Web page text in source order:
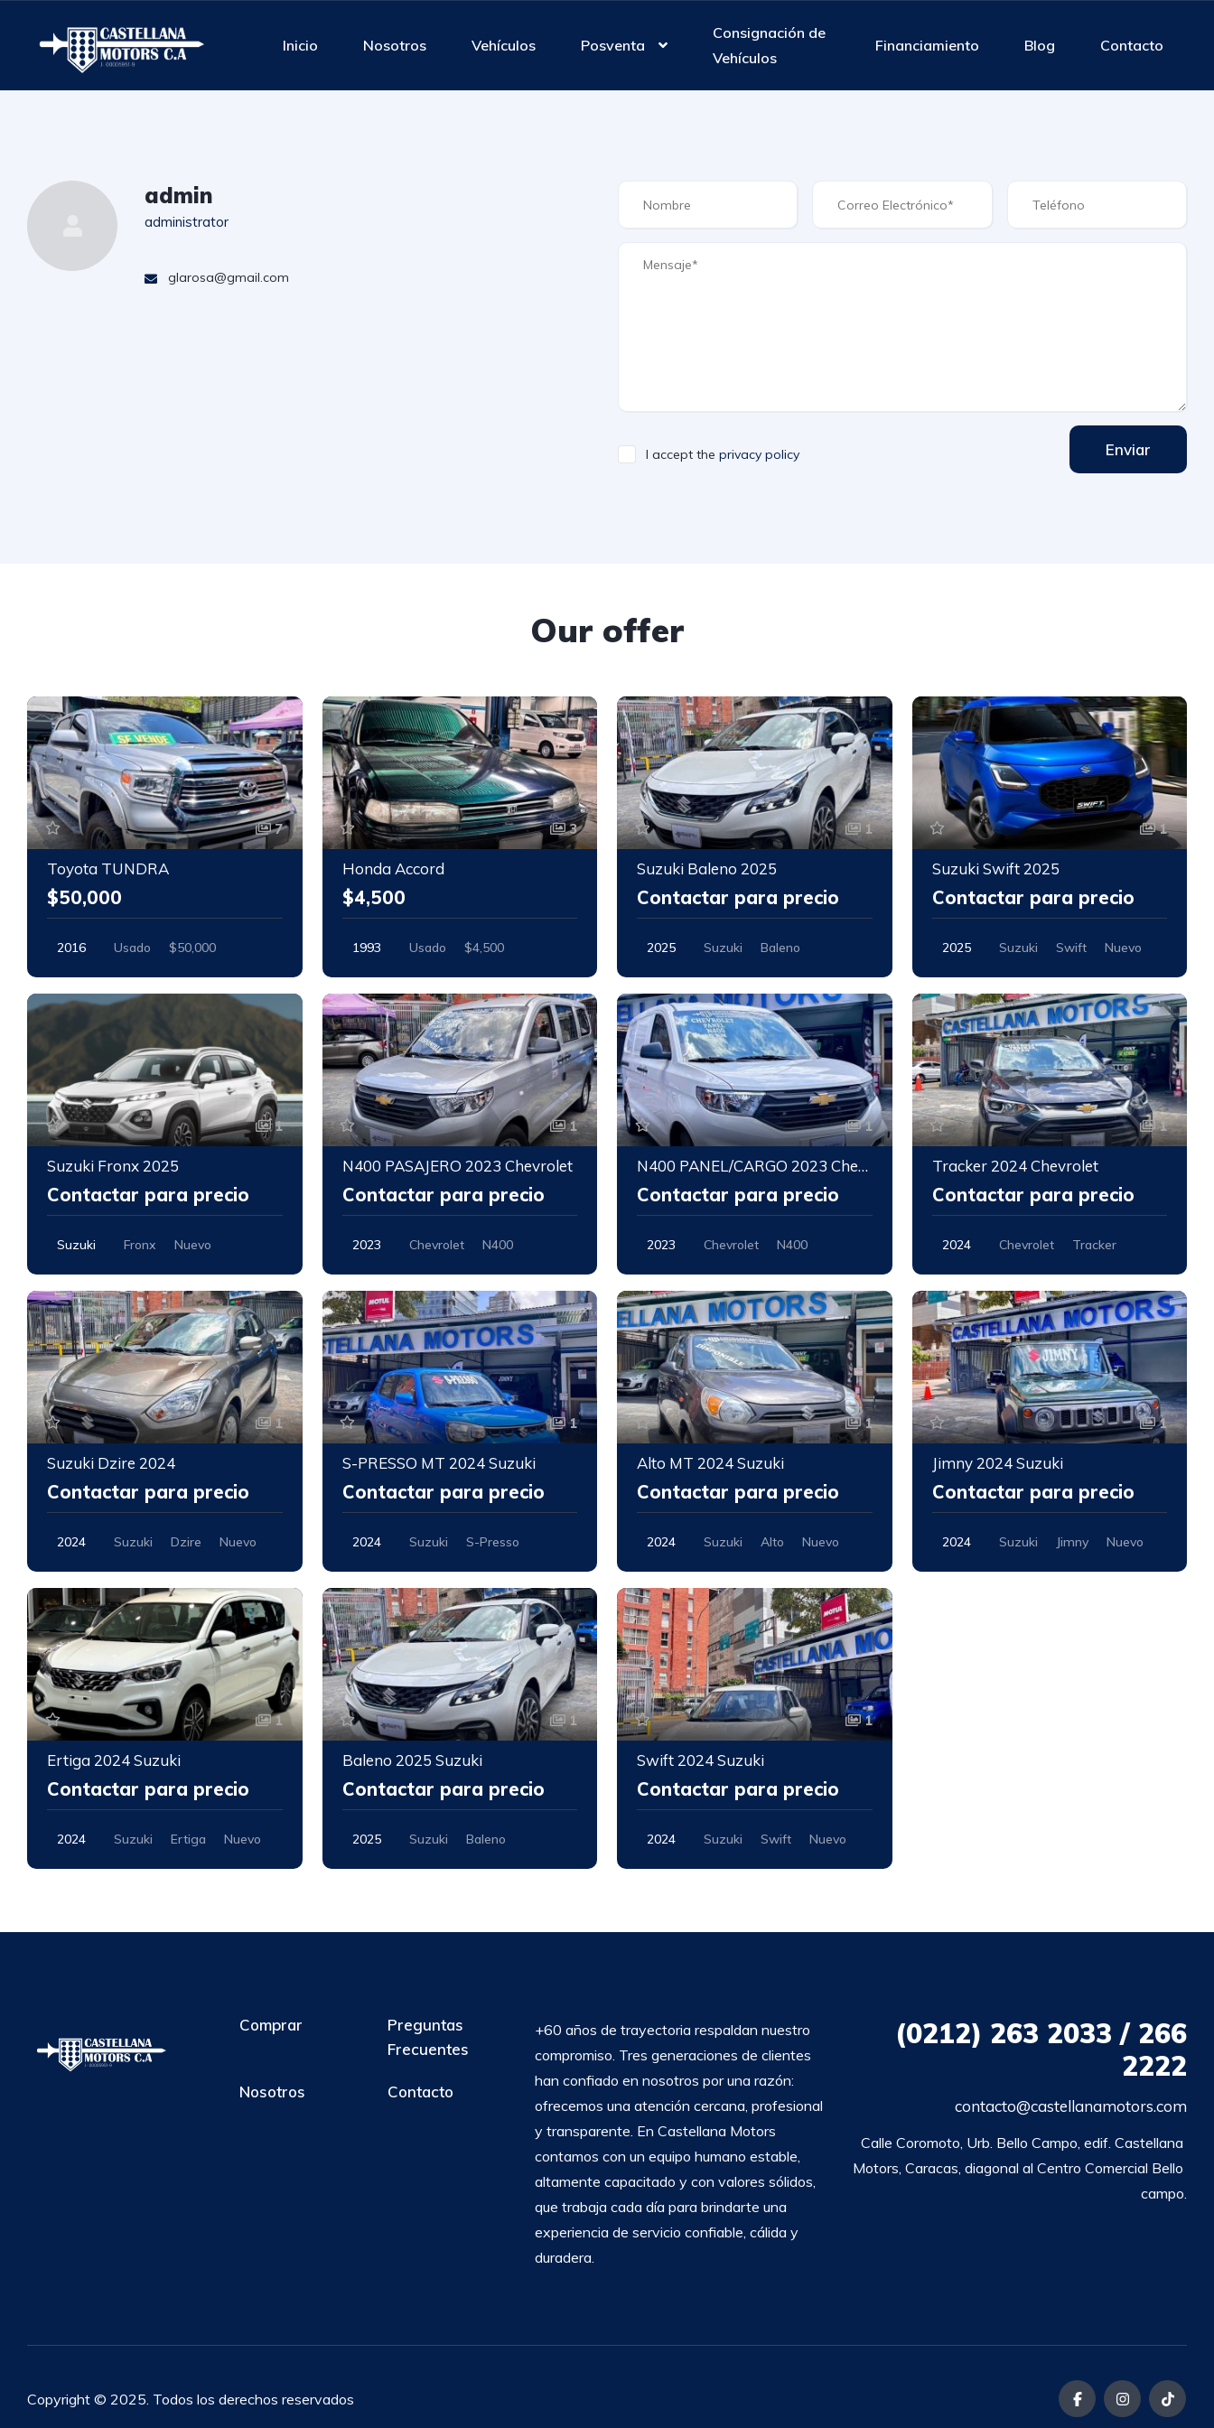
Inicio Nosotros Vehículos Posventa
Consignación de
Vehículos
Financiamiento Blog Contacto
admin
administrator
glarosa@gmail.com
I accept the privacy policy Enviar
Our offer
7
Toyota TUNDRA
$50,000
2016 Usado $50,000
3
Honda Accord
$4,500
1993 Usado $4,500
1
Suzuki Baleno 2025
Contactar para precio
2025 Suzuki
Baleno
1
Suzuki Swift 2025
Contactar para precio
2025 Suzuki Swift Nuevo
1
Suzuki Fronx 2025
Contactar para precio
Suzuki Fronx Nuevo
1
N400 PASAJERO 2023 Chevrolet
Contactar para precio
2023 Chevrolet
N400
1
N400 PANEL/CARGO 2023 Chevrolet
Contactar para precio
2023 Chevrolet
N400
1
Tracker 2024 Chevrolet
Contactar para precio
2024 Chevrolet
Tracker
1
Suzuki Dzire 2024
Contactar para precio
2024 Suzuki Dzire Nuevo
1
S-PRESSO MT 2024 Suzuki
Contactar para precio
2024 Suzuki
S-Presso
1
Alto MT 2024 Suzuki
Contactar para precio
2024 Suzuki Alto Nuevo
1
Jimny 2024 Suzuki
Contactar para precio
2024 Suzuki Jimny Nuevo
1
Ertiga 2024 Suzuki
Contactar para precio
2024 Suzuki Ertiga Nuevo
1
Baleno 2025 Suzuki
Contactar para precio
2025 Suzuki
Baleno
1
Swift 2024 Suzuki
Contactar para precio
2024 Suzuki Swift Nuevo
Comprar
Preguntas
Frecuentes
Nosotros Contacto
+60 años de trayectoria respaldan nuestro
compromiso. Tres generaciones de clientes
han confiado en nosotros por una razón:
ofrecemos una atención cercana, profesional
y transparente. En Castellana Motors
contamos con un equipo humano estable,
altamente capacitado y con valores sólidos,
que trabaja cada día para brindarte una
experiencia de servicio confiable, cálida y
duradera.
(0212) 263 2033 / 266
2222
contacto@castellanamotors.com
Calle Coromoto, Urb. Bello Campo, edif. Castellana
Motors, Caracas, diagonal al Centro Comercial Bello
campo.
Copyright © 2025. Todos los derechos reservados